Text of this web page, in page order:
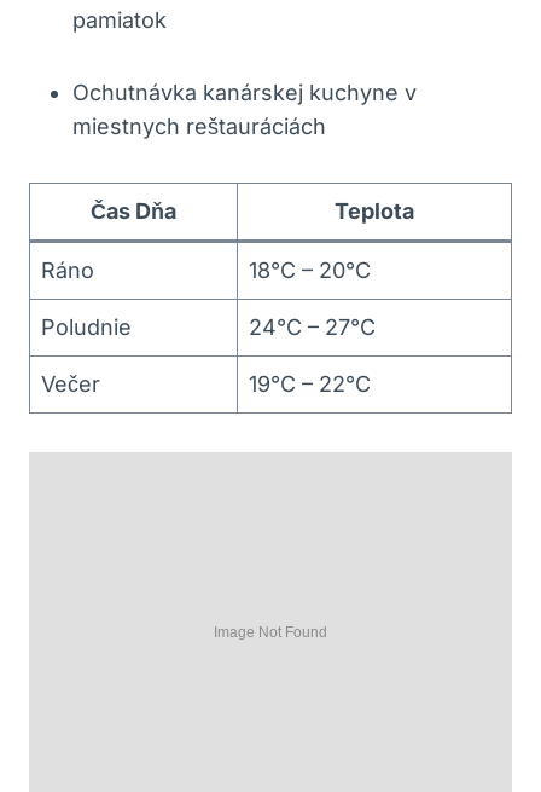
pamiatok
Ochutnávka kanárskej kuchyne v
miestnych reštauráciách
Čas Dňa Teplota
Ráno 18°C – 20°C
Poludnie 24°C – 27°C
Večer 19°C – 22°C